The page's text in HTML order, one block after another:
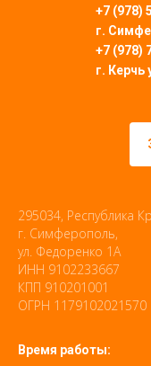
+7 (978)
г.
+7 (978)
г. Керчь
295034, Республика
г. Симферополь,
ул. Федоренко 1А
ИНН 9102233667
КПП 910201001
ОГРН 1179102021570
Время работы: